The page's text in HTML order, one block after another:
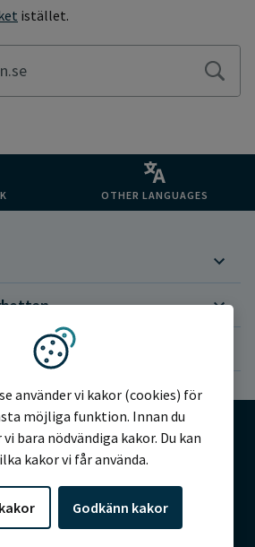
istället.
OTHER LANGUAGES
Region Norrbotten
Vi använder kakor
använder vi kakor (cookies) för
möjliga funktion. Innan du
bara nödvändiga kakor. Du kan
kakor vi får använda.
Godkänn kakor